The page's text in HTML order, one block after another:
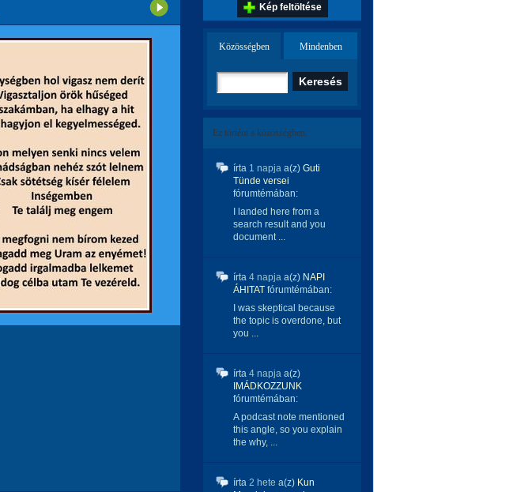
Kép feltöltése
Közösségben Mindenben
Ez történt a közösségben:
írta 1 napja a(z) Guti
Tünde versei
fórumtémában:
I landed here from a
search result and you
document ...
írta 4 napja a(z) NAPI
ÁHITAT fórumtémában:
I was skeptical because
the topic is overdone, but
you ...
írta 4 napja a(z)
IMÁDKOZZUNK
fórumtémában:
A podcast note mentioned
this angle, so you explain
the why, ...
írta 2 hete a(z) Kun